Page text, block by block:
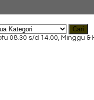
Cari
08.30 s/d 14.00, Minggu &